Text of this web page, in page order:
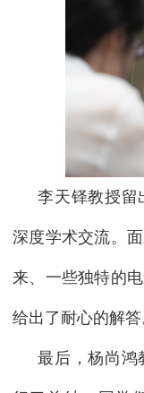
李天铎教授留
深度学术交流。
来、一些独特的
给出了耐心的解答
最后，杨尚鸿